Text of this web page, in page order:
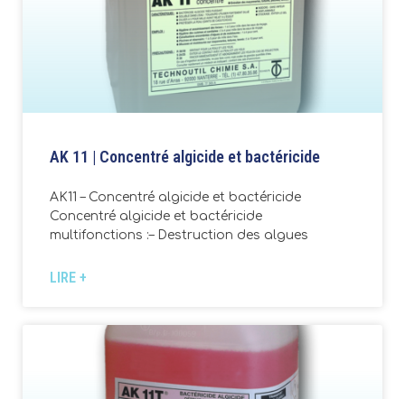
AK 11 | Concentré algicide et bactéricide
AK11 – Concentré algicide et bactéricide
Concentré algicide et bactéricide
multifonctions :– Destruction des algues
LIRE +